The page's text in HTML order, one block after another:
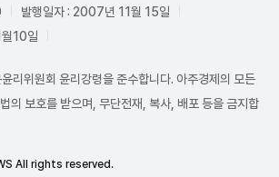
발행일자 : 2007년 11월 15일
10일
리위원회 윤리강령을 준수합니다. 아주경제의 모든
의 보호를 받으며, 무단전재, 복사, 배포 등을 금지합
All rights reserved.